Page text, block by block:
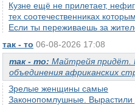
Кузне ещё не прилетает,
тех соотечественниках
Если ты переживаешь за
так - то 06-08-2026 17:08
так - то: Майтрейя придёт.
объединения африканских
Зрелые женщины самые
Законопомлушные. Вырастили